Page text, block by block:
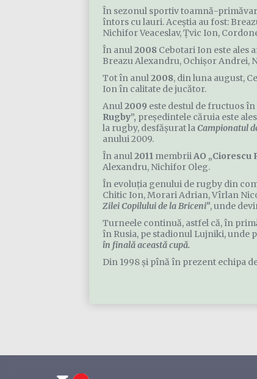
În sezonul sportiv toamnă-
întors cu lauri. Aceştia au fost:
Nichifor Veaceslav, Ţvic Ion,
În anul2008 Cebotari Ion este ales
Breazu Alexandru, Ochişor Andrei,
Tot în anul2008, din luna august,
Ion în calitate de jucător.
Anul2009 este destul de fructuos
Rugby”, preşedintele căruia este
la rugby, desfăşurat laCampionatul
anului 2009.
În anul2011membriiAO „Ciorescu
Alexandru, Nichifor Oleg.
În evoluţia genului de rugby din
Chitic Ion, Morari Adrian, Vîrlan
Zilei Copilului de la Briceni”, unde
Turneele continuă, astfel că, în
în Rusia, pe stadionul Lujniki, unde
în finală această cupă.
Din 1998 şi pînă în prezent echipa